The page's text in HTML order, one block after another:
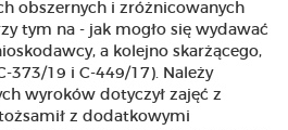
obszernych i zróżnicowanych
tym na - jak mogło się wydawać
a kolejno skarżącego,
373/19 i C-449/17). Należy
wyroków dotyczył zajęć z
z dodatkowymi